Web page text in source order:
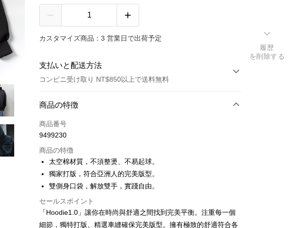
カスタマイズ商品：3 営業日で出荷予定
支払いと配送方法
コンビニ受け取り NT$850以上で送料無料
お支払い方法
クレジットカード1回払い
コンビニ店頭代金引換
Easy Wallet
配送方法
全家取貨付款
配送毎にNT$60、NT$850以上で送料無料
商品の特徴
商品番号
9499230
商品の特徴
太空棉材質，不須整燙、不易起球。
獨家打版，符合亞洲人的完美版型。
雙側身口袋，解放雙手，實踐自由。
セールスポイント
「Hoodie1.0」讓你在時尚與舒適之間找到完美平衡。注重每一個
細節，獨特打版、精選車縫確保完美版型。擁有極致的舒適符合各
履歴
を削除する